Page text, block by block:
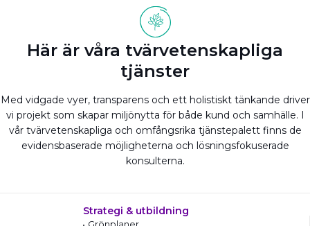
Här är våra tvärvetenskapliga
tjänster
Med vidgade vyer, transparens och ett holistiskt tänkande driver
vi projekt som skapar miljönytta för både kund och samhälle. I
vår tvärvetenskapliga och omfångsrika tjänstepalett finns de
evidensbaserade möjligheterna och lösningsfokuserade
konsulterna.
Strategi & utbildning